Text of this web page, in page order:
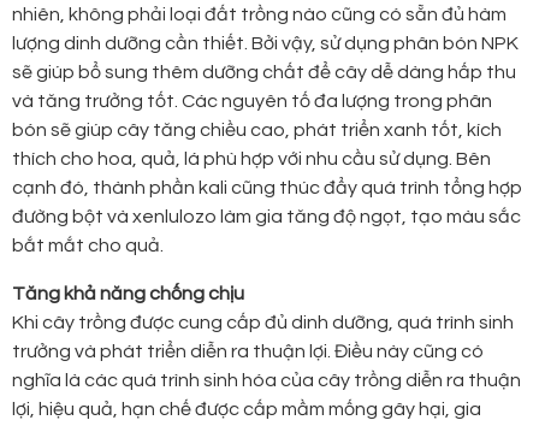
nhiên, không phải loại đất trồng nào cũng có sẵn đủ hàm
lượng dinh dưỡng cần thiết. Bởi vậy, sử dụng phân bón NPK
sẽ giúp bổ sung thêm dưỡng chất để cây dễ dàng hấp thu
và tăng trưởng tốt. Các nguyên tố đa lượng trong phân
bón sẽ giúp cây tăng chiều cao, phát triển xanh tốt, kích
thích cho hoa, quả, lá phù hợp với nhu cầu sử dụng. Bên
cạnh đó, thành phần kali cũng thúc đẩy quá trình tổng hợp
đường bột và xenlulozo làm gia tăng độ ngọt, tạo màu sắc
bắt mắt cho quả.
Tăng khả năng chống chịu
Khi cây trồng được cung cấp đủ dinh dưỡng, quá trình sinh
trưởng và phát triển diễn ra thuận lợi. Điều này cũng có
nghĩa là các quá trình sinh hóa của cây trồng diễn ra thuận
lợi, hiệu quả, hạn chế được cấp mầm mống gây hại, gia